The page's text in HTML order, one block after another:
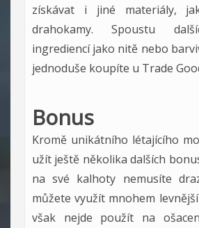
získávat i jiné materiály,
drahokamy. Spoustu
ingrediencí jako nitě nebo
jednoduše koupíte u Trade
Bonus
Kromě unikátního létajícího
užít ještě několika dalších
na své kalhoty nemusíte
můžete využít mnohem
však nejde použít na